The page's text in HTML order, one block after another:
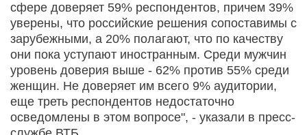
сфере доверяет 59% респондентов, причем 39%
уверены, что российские решения сопоставимы с
зарубежными, а 20% полагают, что по качеству
они пока уступают иностранным. Среди мужчин
уровень доверия выше - 62% против 55% среди
женщин. Не доверяет им всего 9% аудитории,
еще треть респондентов недостаточно
осведомлены в этом вопросе", - указали в пресс-